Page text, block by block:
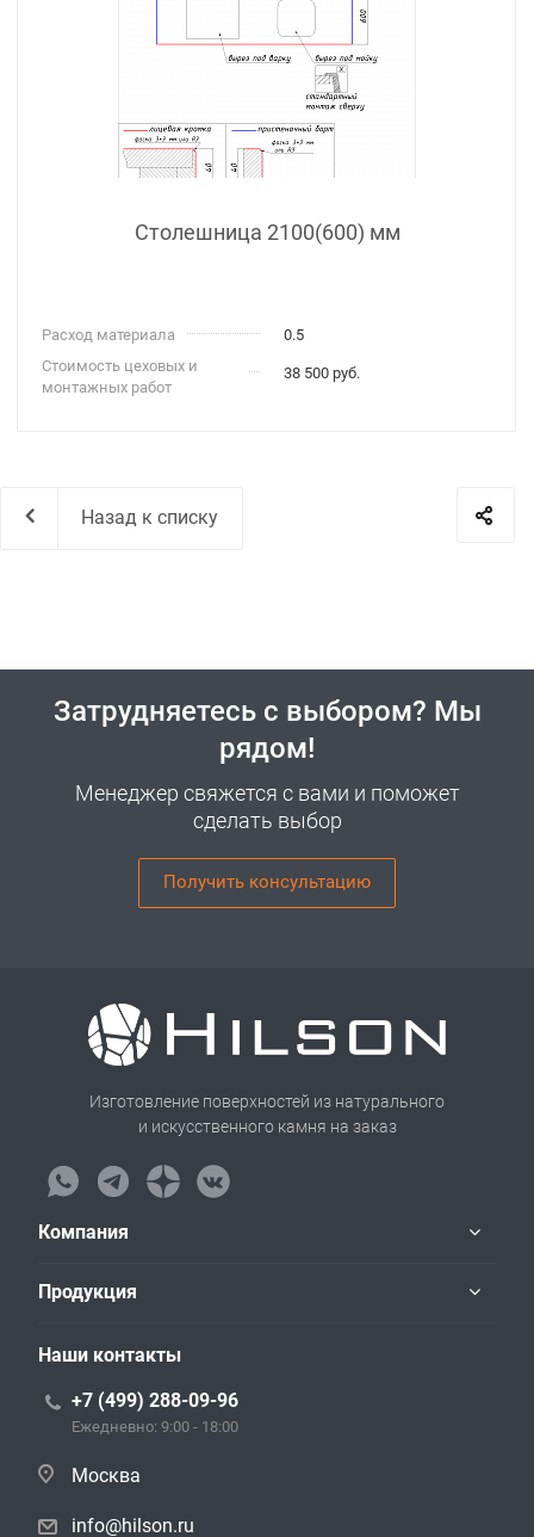
Столешница 2100(600) мм
Расход материала
0.5
Стоимость цеховых и
монтажных работ
38 500 руб.
Назад к списку
Затрудняетесь с выбором? Мы
рядом!
Менеджер свяжется с вами и поможет
сделать выбор
Получить консультацию
Изготовление поверхностей из натурального
и искусственного камня на заказ
Компания
Продукция
Наши контакты
+7 (499) 288-09-96
Ежедневно: 9:00 - 18:00
Москва
info@hilson.ru